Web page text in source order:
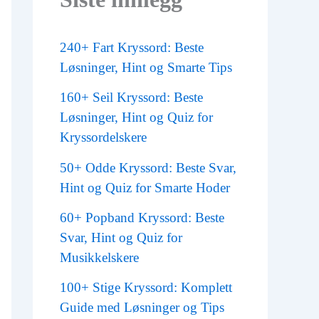
240+ Fart Kryssord: Beste
Løsninger, Hint og Smarte Tips
160+ Seil Kryssord: Beste
Løsninger, Hint og Quiz for
Kryssordelskere
50+ Odde Kryssord: Beste Svar,
Hint og Quiz for Smarte Hoder
60+ Popband Kryssord: Beste
Svar, Hint og Quiz for
Musikkelskere
100+ Stige Kryssord: Komplett
Guide med Løsninger og Tips